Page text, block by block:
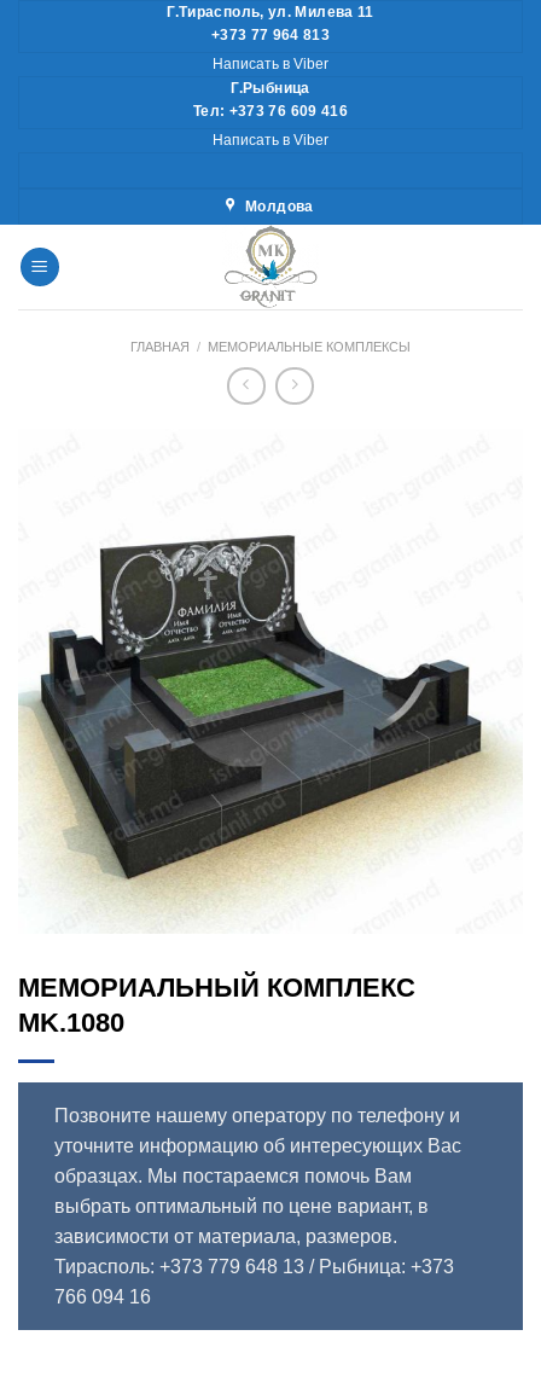
Г.Тирасполь, ул. Милева 11
+373 77 964 813
Написать в Viber
Г.Рыбница
Тел: +373 76 609 416
Написать в Viber
Молдова
ГЛАВНАЯ / МЕМОРИАЛЬНЫЕ КОМПЛЕКСЫ
МЕМОРИАЛЬНЫЙ КОМПЛЕКС
MK.1080
Позвоните нашему оператору по телефону и
уточните информацию об интересующих Вас
образцах. Мы постараемся помочь Вам
выбрать оптимальный по цене вариант, в
зависимости от материала, размеров.
Тирасполь: +373 779 648 13 / Рыбница: +373
766 094 16